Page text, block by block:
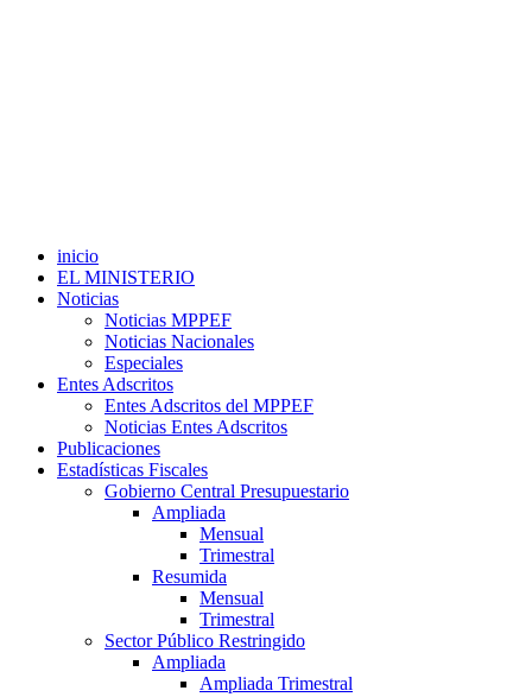
inicio
EL MINISTERIO
Noticias
Noticias MPPEF
Noticias Nacionales
Especiales
Entes Adscritos
Entes Adscritos del MPPEF
Noticias Entes Adscritos
Publicaciones
Estadísticas Fiscales
Gobierno Central Presupuestario
Ampliada
Mensual
Trimestral
Resumida
Mensual
Trimestral
Sector Público Restringido
Ampliada
Ampliada Trimestral